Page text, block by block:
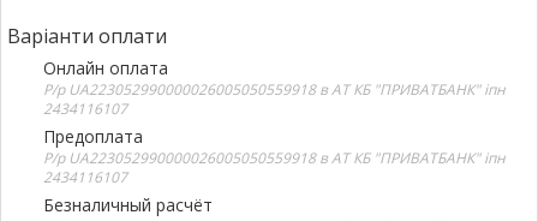
Варіанти оплати
Онлайн оплата
Р/р UA223052990000026005050559918 в АТ КБ "ПРИВАТБАНК" іпн
2434116107
Предоплата
Р/р UA223052990000026005050559918 в АТ КБ "ПРИВАТБАНК" іпн
2434116107
Безналичный расчёт